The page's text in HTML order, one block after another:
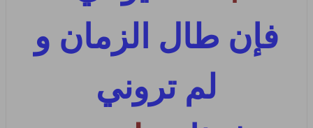
فإن طال الزمان و
لم تروني